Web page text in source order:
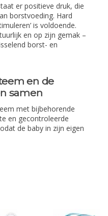
er positieve druk, die
borstvoeding. Hard
is voldoende.
en op zijn gemak –
borst- en
en de
samen
met bijbehorende
en gecontroleerde
de baby in zijn eigen